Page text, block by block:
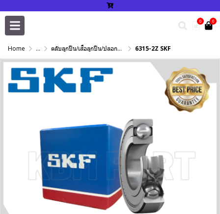
0 0
Home ... ตลับลูกปืน/เสื้อลูกปืน/ปลอกปรับเพลา/แหวนกำหนด/เพลาฮาร์ดโครม 6315-2Z SKF